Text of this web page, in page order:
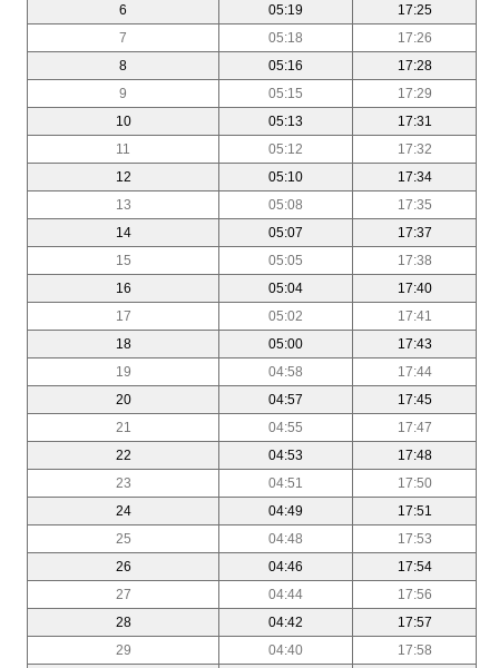
6
05:19
17:25
7
05:18
17:26
8
05:16
17:28
9
05:15
17:29
10
05:13
17:31
11
05:12
17:32
12
05:10
17:34
13
05:08
17:35
14
05:07
17:37
15
05:05
17:38
16
05:04
17:40
17
05:02
17:41
18
05:00
17:43
19
04:58
17:44
20
04:57
17:45
21
04:55
17:47
22
04:53
17:48
23
04:51
17:50
24
04:49
17:51
25
04:48
17:53
26
04:46
17:54
27
04:44
17:56
28
04:42
17:57
29
04:40
17:58